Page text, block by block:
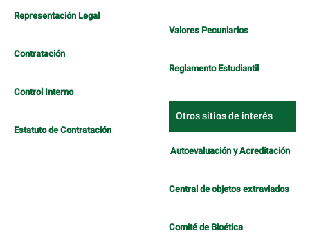
Representación Legal
Contratación
Control Interno
Estatuto de Contratación
Valores Pecuniarios
Reglamento Estudiantil
Otros sitios de interés
Autoevaluación y Acreditación
Central de objetos extraviados
Comité de Bioética